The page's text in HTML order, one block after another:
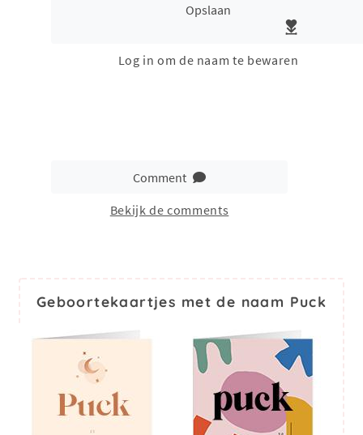
Opslaan
Log in om de naam te bewaren
Comment
Bekijk de comments
Geboortekaartjes met de naam Puck